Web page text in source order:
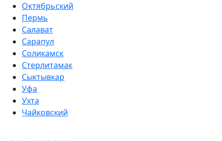
Октябрьский
Пермь
Салават
Сарапул
Соликамск
Стерлитамак
Сыктывкар
Уфа
Ухта
Чайковский